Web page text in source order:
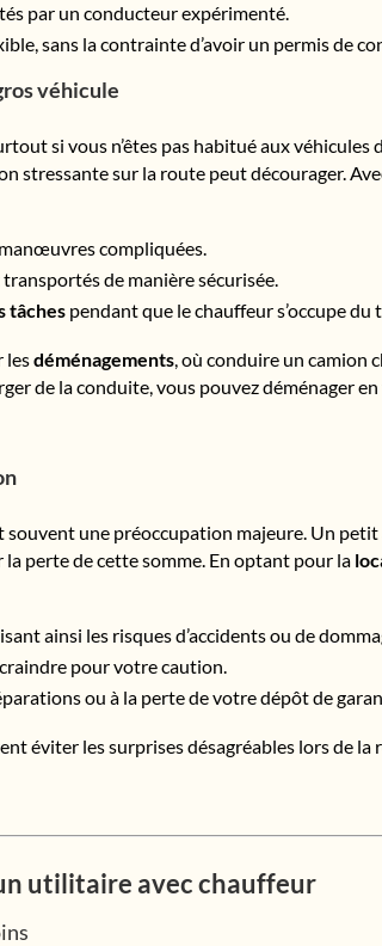
par un conducteur expérimenté.
sans la contrainte d’avoir un permis de
véhicule
si vous n’êtes pas habitué aux véhicules
stressante sur la route peut décourager.
compliquées.
de manière sécurisée.
tâches pendant que le chauffeur s’occupe du
lesdéménagements, où conduire un camion
de la conduite, vous pouvez déménager
souvent une préoccupation majeure. Un
perte de cette somme. En optant pour la
ainsi les risques d’accidents ou de
craindre pour votre caution.
ou à la perte de votre dépôt de
éviter les surprises désagréables lors de
utilitaire avec chauffeur